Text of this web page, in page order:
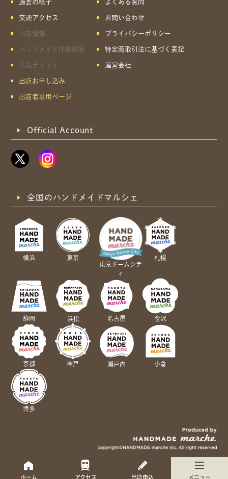
ホーム アクセス 出店申込 メニュー
過去の様子
交通アクセス
出店情報
ハンドメイド体験教室
入場チケット
出店お申し込み
出店者専用ページ
よくある質問
お問い合わせ
プライバシーポリシー
特定商取引法に基づく表記
運営会社
Official Account
全国のハンドメイドマルシェ
横浜
東京
東京ドームシテ
ィ
札幌
静岡 浜松 名古屋 金沢
京都 神戸 瀬戸内 小倉
博多